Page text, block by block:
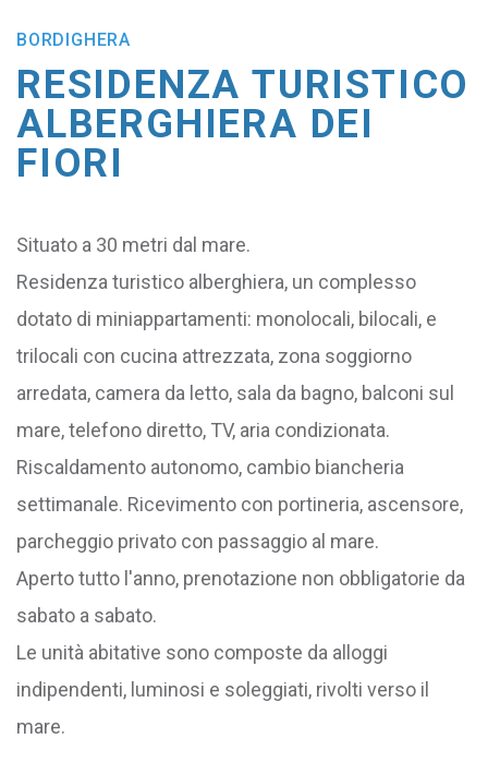
BORDIGHERA
RESIDENZA TURISTICO
ALBERGHIERA DEI
FIORI
Situato a 30 metri dal mare.
Residenza turistico alberghiera, un complesso
dotato di miniappartamenti: monolocali, bilocali, e
trilocali con cucina attrezzata, zona soggiorno
arredata, camera da letto, sala da bagno, balconi sul
mare, telefono diretto, TV, aria condizionata.
Riscaldamento autonomo, cambio biancheria
settimanale. Ricevimento con portineria, ascensore,
parcheggio privato con passaggio al mare.
Aperto tutto l'anno, prenotazione non obbligatorie da
sabato a sabato.
Le unità abitative sono composte da alloggi
indipendenti, luminosi e soleggiati, rivolti verso il
mare.